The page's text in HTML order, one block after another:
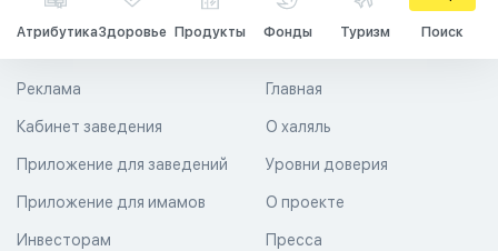
АтрибутикаЗдоровье Продукты Фонды Туризм Поиск
Главная
О халяль
Уровни доверия
Реклама
Кабинет заведения
Приложение для заведений
Приложение для имамов О проекте
Пресса
Инвесторам